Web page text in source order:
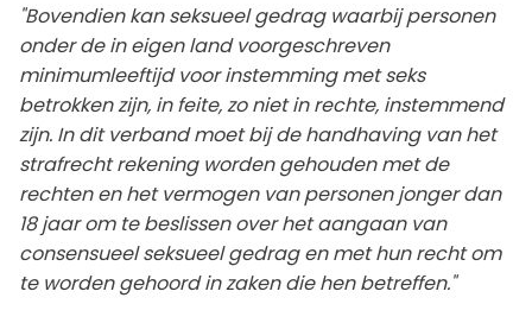
"Bovendien kan seksueel gedrag waarbij personen
onder de in eigen land voorgeschreven
minimumleeftijd voor instemming met seks
betrokken zijn, in feite, zo niet in rechte, instemmend
zijn. In dit verband moet bij de handhaving van het
strafrecht rekening worden gehouden met de
rechten en het vermogen van personen jonger dan
18 jaar om te beslissen over het aangaan van
consensueel seksueel gedrag en met hun recht om
te worden gehoord in zaken die hen betreffen."